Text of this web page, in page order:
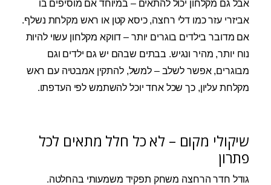
אבל גם מקלחון יכול להתאים – במיוחד אם מוסיפים בו
אביזרי עזר כמו דלי רחצה, כיסא קטן או ראש מקלחת נשלף.
אם מדובר בילדים בוגרים יותר – דווקא מקלחון עשוי להיות
נוח יותר, מהיר ונגיש. בבתים שבהם יש גם ילדים וגם
מבוגרים, אפשר לשלב – למשל, להתקין אמבטיה עם ראש
מקלחת עליון, כך שכל אחד יוכל להשתמש לפי העדפתו.
שיקולי מקום – לא כל חלל מתאים לכל
פתרון
גודל חדר הרחצה משחק תפקיד משמעותי בהחלטה.